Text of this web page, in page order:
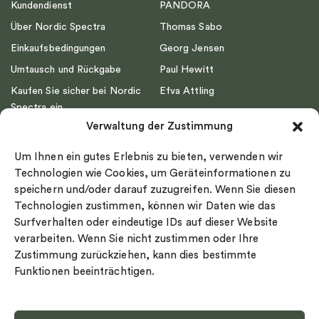
Verwaltung der Zustimmung
Um Ihnen ein gutes Erlebnis zu bieten, verwenden wir
Technologien wie Cookies, um Geräteinformationen zu
speichern und/oder darauf zuzugreifen. Wenn Sie diesen
Technologien zustimmen, können wir Daten wie das
Surfverhalten oder eindeutige IDs auf dieser Website
verarbeiten. Wenn Sie nicht zustimmen oder Ihre
Zustimmung zurückziehen, kann dies bestimmte
Funktionen beeinträchtigen.
Kundendienst
Über Nordic Spectra
Einkaufsbedingungen
Umtausch und Rückgabe
Kaufen Sie sicher bei Nordic
Spectra ein
Impressum
Ringgröße
Widerrufsrecht
Cookie-policy
Sekretesspolicy
PANDORA
Thomas Sabo
Georg Jensen
Paul Hewitt
Efva Attling
Drakenberg Sjölin
Nordic Spectra